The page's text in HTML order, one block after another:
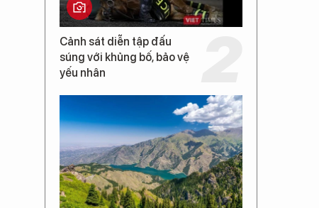
Cảnh sát diễn tập đấu
súng với khủng bố, bảo vệ
yếu nhân